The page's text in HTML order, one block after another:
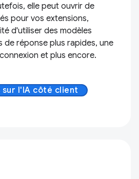
elle peut ouvrir de
pour vos extensions,
d'utiliser des modèles
de réponse plus rapides, une
et plus encore.
sur l'IA côté client